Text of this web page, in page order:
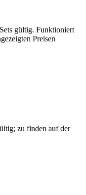
gültig. Funktioniert
Preisen
zu finden auf der